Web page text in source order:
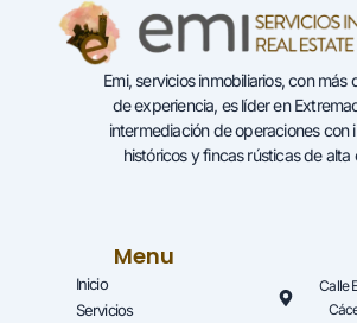
Emi, servicios inmobiliarios, con más
de experiencia, es líder en
intermediación de operaciones con
históricos y fincas rústicas de alta
Menu
Inicio
Servicios
Calle